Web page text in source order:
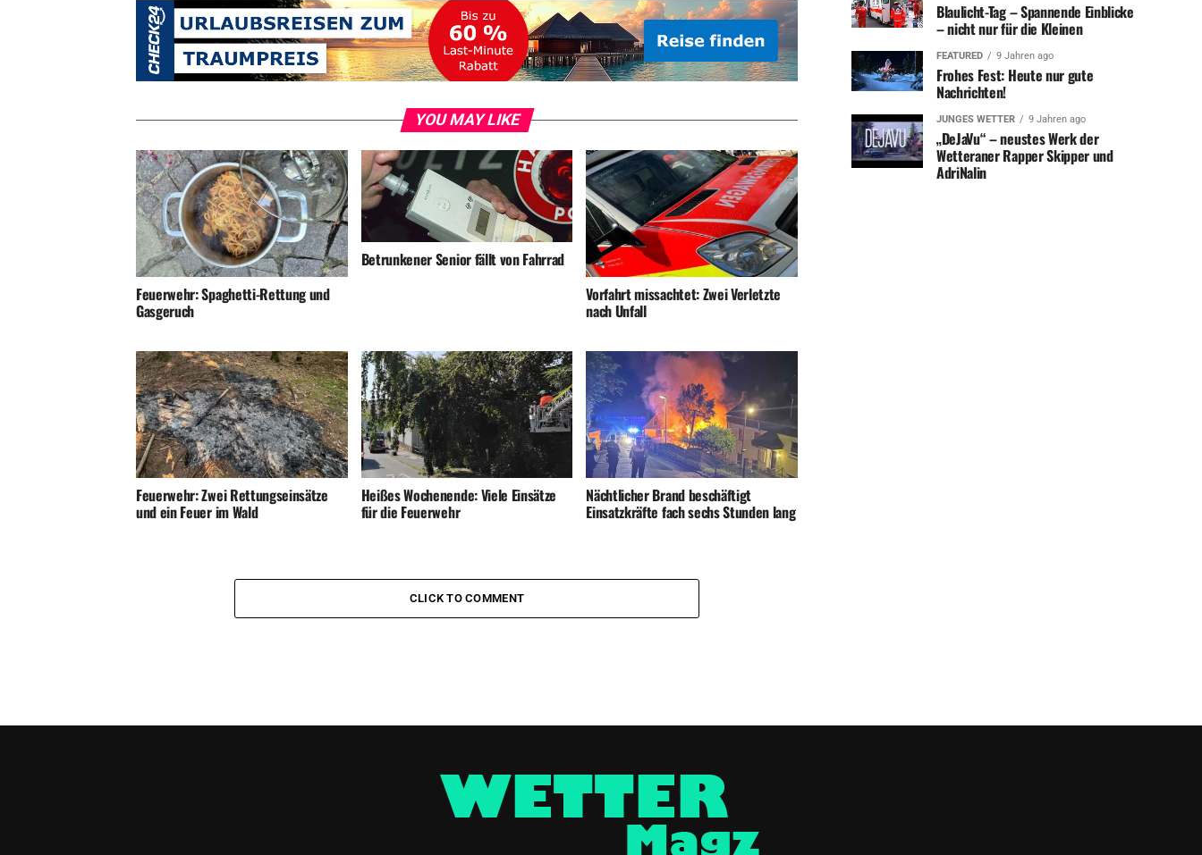
YOU MAY LIKE
Feuerwehr: Spaghetti-Rettung und
Gasgeruch
Betrunkener Senior fällt von Fahrrad
Vorfahrt missachtet: Zwei Verletzte
nach Unfall
Feuerwehr: Zwei Rettungseinsätze
und ein Feuer im Wald
Heißes Wochenende: Viele Einsätze
für die Feuerwehr
Nächtlicher Brand beschäftigt
Einsatzkräfte fach sechs Stunden lang
CLICK TO COMMENT
Blaulicht-Tag – Spannende Einblicke
– nicht nur für die Kleinen
FEATURED 9 Jahren ago
Frohes Fest: Heute nur gute
Nachrichten!
JUNGES WETTER 9 Jahren ago
„DeJaVu“ – neustes Werk der
Wetteraner Rapper Skipper und
AdriNalin